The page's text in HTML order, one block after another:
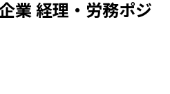
業 経理・労務ポジ